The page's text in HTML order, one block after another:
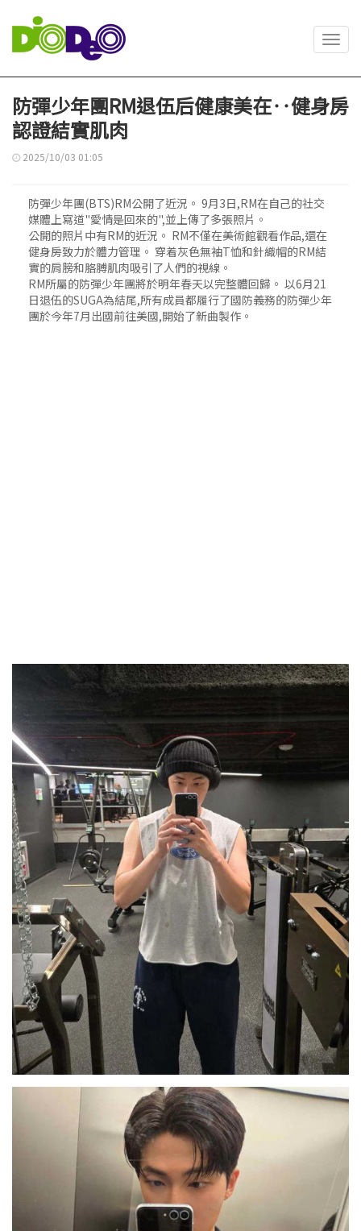
防彈少年團RM退伍后健康美在‥健身房
認證結實肌肉
2025/10/03 01:05
防彈少年團(BTS)RM公開了近況。 9月3日,RM在自己的社交
媒體上寫道"愛情是回來的",並上傳了多張照片。
公開的照片中有RM的近況。 RM不僅在美術館觀看作品,還在
健身房致力於體力管理。 穿着灰色無袖T恤和針織帽的RM結
實的肩膀和胳膊肌肉吸引了人們的視線。
RM所屬的防彈少年團將於明年春天以完整體回歸。 以6月21
日退伍的SUGA為結尾,所有成員都履行了國防義務的防彈少年
團於今年7月出國前往美國,開始了新曲製作。